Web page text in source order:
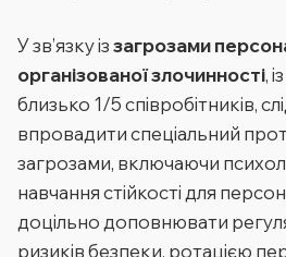
У зв’язку іззагрозами
організованої злочинності,
близько 1/5 співробітників,
впровадити спеціальний
загрозами, включаючи
навчання стійкості для
доцільно доповнювати
ризиків безпеки, ротацією